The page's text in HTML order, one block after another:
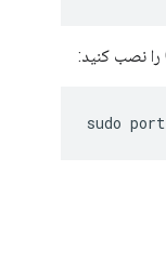
sudo port